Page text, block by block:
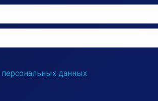
персональных данных